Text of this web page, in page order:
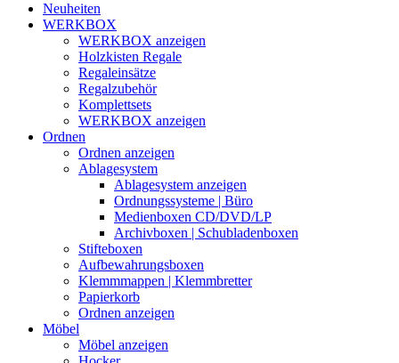
Neuheiten
WERKBOX
WERKBOX anzeigen
Holzkisten Regale
Regaleinsätze
Regalzubehör
Komplettsets
WERKBOX anzeigen
Ordnen
Ordnen anzeigen
Ablagesystem
Ablagesystem anzeigen
Ordnungssysteme | Büro
Medienboxen CD/DVD/LP
Archivboxen | Schubladenboxen
Stifteboxen
Aufbewahrungsboxen
Klemmmappen | Klemmbretter
Papierkorb
Ordnen anzeigen
Möbel
Möbel anzeigen